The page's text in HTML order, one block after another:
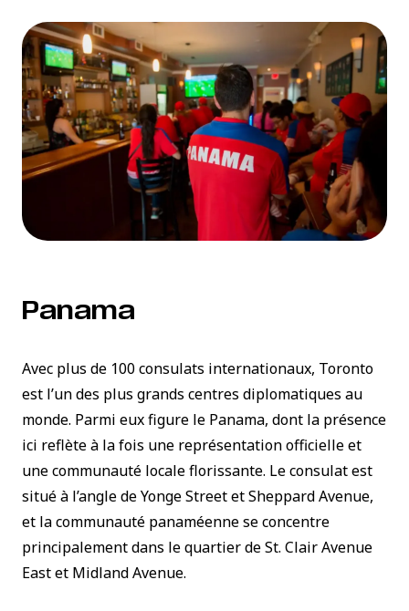
Panama
Avec plus de 100 consulats internationaux, Toronto
est l’un des plus grands centres diplomatiques au
monde. Parmi eux figure le Panama, dont la présence
ici reflète à la fois une représentation officielle et
une communauté locale florissante. Le consulat est
situé à l’angle de Yonge Street et Sheppard Avenue,
et la communauté panaméenne se concentre
principalement dans le quartier de St. Clair Avenue
East et Midland Avenue.